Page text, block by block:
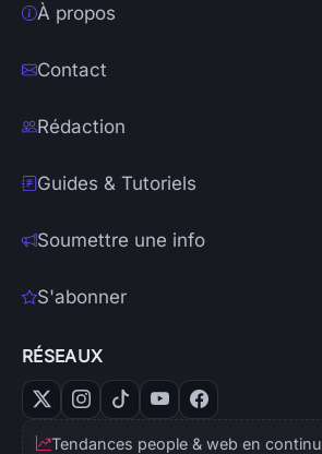
À propos
Contact
Rédaction
Guides & Tutoriels
Soumettre une info
S'abonner
RÉSEAUX
Tendances people & web en continu